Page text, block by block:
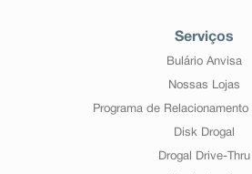
Serviços
Bulário Anvisa
Nossas Lojas
Programa de Relacionamento
Disk Drogal
Drogal Drive-Thru